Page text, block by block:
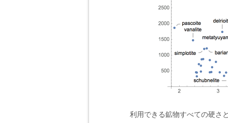
利用できる鉱物すべての硬さ